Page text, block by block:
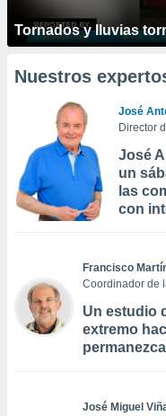
Tornados y lluvias
Nuestros
José
Director
José
un
las
con
Francisco
Coordinador de
Un estudio
extremo
José Miguel